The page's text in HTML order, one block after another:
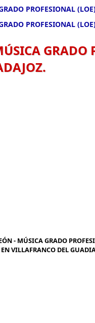
PROFESIONAL
PROFESIONAL
GRADO
- MÚSICA GRADO
VILLAFRANCO DEL